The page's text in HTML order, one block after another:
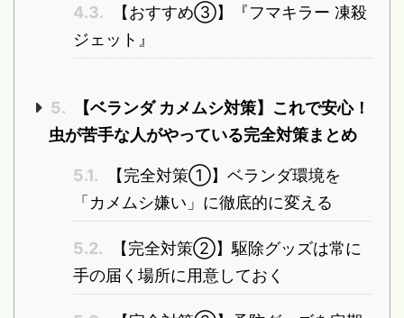
4.3.
【おすすめ③】『フマキラー 凍殺
ジェット』
5.
【ベランダ カメムシ対策】これで安心！
虫が苦手な人がやっている完全対策まとめ
5.1.
【完全対策①】ベランダ環境を
「カメムシ嫌い」に徹底的に変える
5.2.
【完全対策②】駆除グッズは常に
手の届く場所に用意しておく